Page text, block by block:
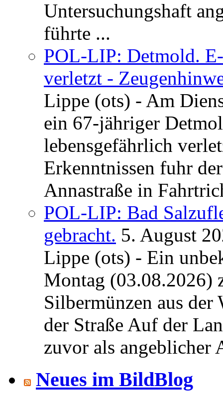
Untersuchungshaft
führte ...
POL-LIP: Detmold.
verletzt -
Lippe (ots) - Am
ein 67-jähriger
lebensgefährlich
Erkenntnissen fuhr
Annastraße in
POL-LIP: Bad
gebracht. 5. August
Lippe (ots) - Ein
Montag (03.08.2026)
Silbermünzen aus der
der Straße Auf der
zuvor als angeblicher
Neues im BildBlog